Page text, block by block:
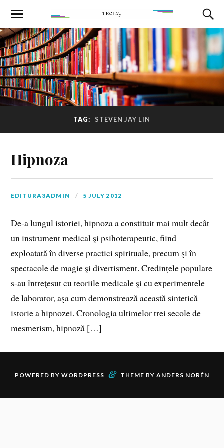
TAG: STEVEN JAY LIN
Hipnoza
EDITURA3ADMIN 5 JULY 2012
De-a lungul istoriei, hipnoza a constituit mai mult decât
un instrument medical şi psihoterapeutic, fiind
exploatată în diverse practici spirituale, precum şi în
spectacole de magie şi divertisment. Credinţele populare
s-au întreţesut cu teoriile medicale şi cu experimentele
de laborator, aşa cum demonstrează această sintetică
istorie a hipnozei. Cronologia ultimelor trei secole de
mesmerism, hipnoză […]
POWERED BY WORDPRESS & THEME BY ANDERS NORÉN